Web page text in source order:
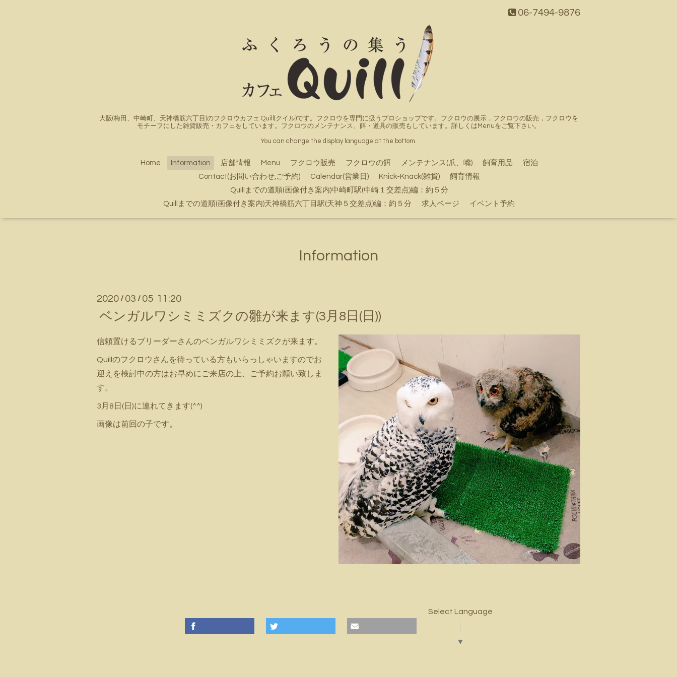
06-7494-9876
大阪(梅田、中崎町、天神橋筋六丁目)のフクロウカフェ Quill(クイル)です。フクロウを専門に扱うプロショップです。フクロウの展示，フクロウの販売，フクロウを
モチーフにした雑貨販売・カフェをしています。フクロウのメンテナンス、餌・道具の販売もしています。詳しくはMenuをご覧下さい。
You can change the display language at the bottom.
Home Information 店舗情報 Menu フクロウ販売 フクロウの餌 メンテナンス(爪、嘴) 飼育用品
宿泊
Contact(お問い合わせ,ご予約)
Calendar(営業日) Knick-Knack(雑貨)
飼育情報
Quillまでの道順(画像付き案内)中崎町駅(中崎１交差点)編：約５分
Quillまでの道順(画像付き案内)天神橋筋六丁目駅(天神５交差点)編：約５分
求人ページ イベント予約
Information
2020 / 03 / 05 11:20
ベンガルワシミミズクの雛が来ます(3月8日(日))
信頼置けるブリーダーさんのベンガルワシミミズクが来ます。
Quillのフクロウさんを待っている方もいらっしゃいますのでお
迎えを検討中の方はお早めにご来店の上、ご予約お願い致しま
す。
3月8日(日)に連れてきます(^^)
画像は前回の子です。
Select Language
▼